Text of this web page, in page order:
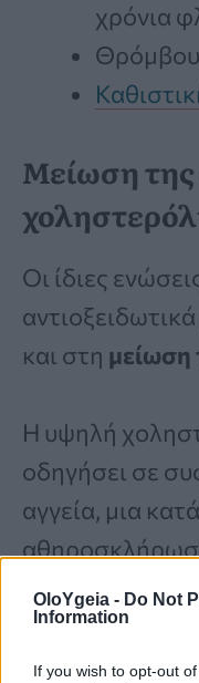
OloYgeia - Do Not
Information
If you wish to opt-out
χρόνια
Μείωση
Οι ίδιες
και στη μείωση
Η υψηλή
οδηγήσει σε
αγγεία, μια
ροή του αίματος.
Παράγοντες